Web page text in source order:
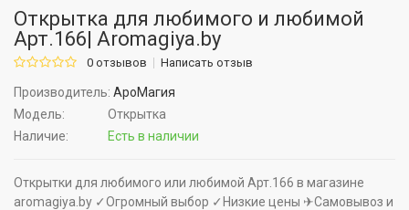
Открытка для любимого и любимой
Арт.166| Aromagiya.by
0 отзывов Написать отзыв
Производитель: АроМагия
Модель:
Открытка
Наличие:
Есть в наличии
Открытки для любимого или любимой Арт.166 в магазине
aromagiya.by ✓Огромный выбор ✓Низкие цены ✈Самовывоз и